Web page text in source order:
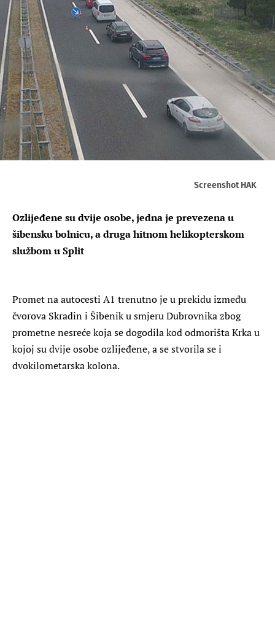
Screenshot HAK
Ozlijeđene su dvije osobe, jedna je prevezena u
šibensku bolnicu, a druga hitnom helikopterskom
službom u Split
Promet na autocesti A1 trenutno je u prekidu između
čvorova Skradin i Šibenik u smjeru Dubrovnika zbog
prometne nesreće koja se dogodila kod odmorišta Krka u
kojoj su dvije osobe ozlijeđene, a se stvorila se i
dvokilometarska kolona.